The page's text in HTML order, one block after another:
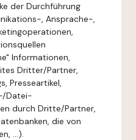
der Durchführung
, Ansprache-,
Informationen,
Dritter/Partner,
Presseartikel,
Datei-
durch Dritte/Partner,
die von
...).